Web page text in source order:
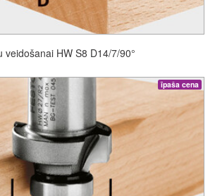
veidošanai HW S8 D14/7/90°
īpaša cena